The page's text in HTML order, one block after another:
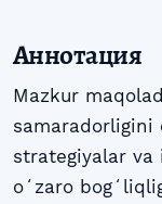
Аннотация
Mazkur
samaradorligini
strategiyalar va
oʻzaro